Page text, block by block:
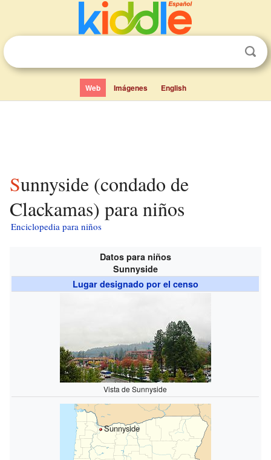
Web Imágenes English
Sunnyside (condado de
Clackamas) para niños
Enciclopedia para niños
Datos para niños
Sunnyside
Lugar designado por el censo
Vista de Sunnyside
Sunnyside